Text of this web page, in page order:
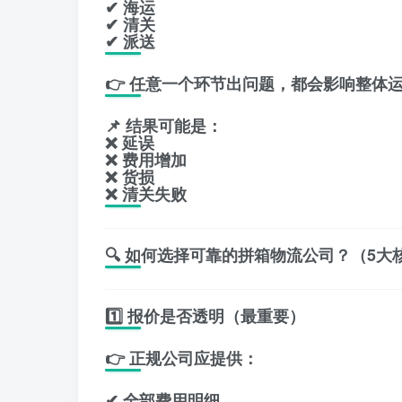
✔ 海运
✔ 清关
✔ 派送
👉 任意一个环节出问题，都会影响整体
📌 结果可能是：
❌ 延误
❌ 费用增加
❌ 货损
❌ 清关失败
🔍 如何选择可靠的拼箱物流公司？（5大
1️⃣ 报价是否透明（最重要）
👉 正规公司应提供：